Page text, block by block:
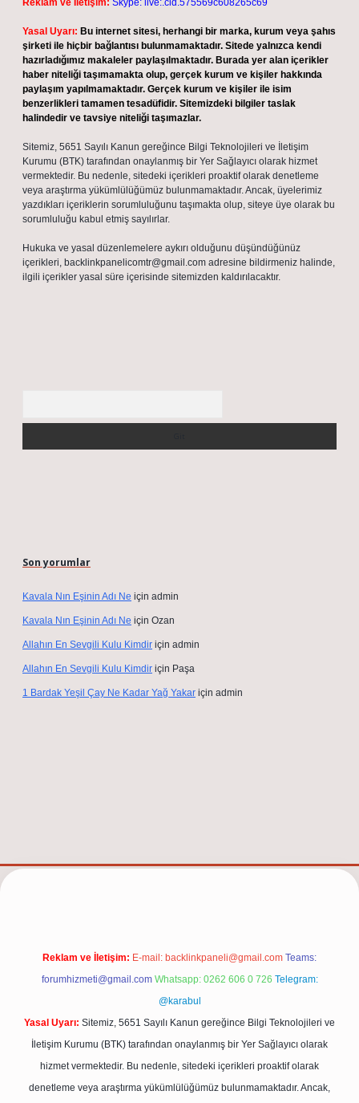
Reklam ve İletişim: Skype: live:.cid.575569c608265c69
Yasal Uyarı: Bu internet sitesi, herhangi bir marka, kurum veya şahıs
şirketi ile hiçbir bağlantısı bulunmamaktadır. Sitede yalnızca kendi
hazırladığımız makaleler paylaşılmaktadır. Burada yer alan içerikler
haber niteliği taşımamakta olup, gerçek kurum ve kişiler hakkında
paylaşım yapılmamaktadır. Gerçek kurum ve kişiler ile isim
benzerlikleri tamamen tesadüfidir. Sitemizdeki bilgiler taslak
halindedir ve tavsiye niteliği taşımazlar.
Sitemiz, 5651 Sayılı Kanun gereğince Bilgi Teknolojileri ve İletişim
Kurumu (BTK) tarafından onaylanmış bir Yer Sağlayıcı olarak hizmet
vermektedir. Bu nedenle, sitedeki içerikleri proaktif olarak denetleme
veya araştırma yükümlülüğümüz bulunmamaktadır. Ancak, üyelerimiz
yazdıkları içeriklerin sorumluluğunu taşımakta olup, siteye üye olarak bu
sorumluluğu kabul etmiş sayılırlar.
Hukuka ve yasal düzenlemelere aykırı olduğunu düşündüğünüz
içerikleri, backlinkpanelicomtr@gmail.com adresine bildirmeniz halinde,
ilgili içerikler yasal süre içerisinde sitemizden kaldırılacaktır.
Son yorumlar
Kavala Nın Eşinin Adı Ne için admin
Kavala Nın Eşinin Adı Ne için Ozan
Allahın En Sevgili Kulu Kimdir için admin
Allahın En Sevgili Kulu Kimdir için Paşa
1 Bardak Yeşil Çay Ne Kadar Yağ Yakar için admin
Reklam ve İletişim: E-mail: backlinkpaneli@gmail.com Teams:
forumhizmeti@gmail.com Whatsapp: 0262 606 0 726 Telegram:
@karabul
Yasal Uyarı: Sitemiz, 5651 Sayılı Kanun gereğince Bilgi Teknolojileri ve
İletişim Kurumu (BTK) tarafından onaylanmış bir Yer Sağlayıcı olarak
hizmet vermektedir. Bu nedenle, sitedeki içerikleri proaktif olarak
denetleme veya araştırma yükümlülüğümüz bulunmamaktadır. Ancak,